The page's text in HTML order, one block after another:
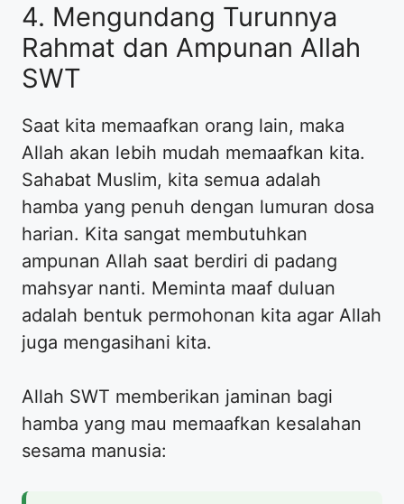
4. Mengundang Turunnya
Rahmat dan Ampunan Allah
SWT
Saat kita memaafkan orang lain, maka
Allah akan lebih mudah memaafkan kita.
Sahabat Muslim, kita semua adalah
hamba yang penuh dengan lumuran dosa
harian. Kita sangat membutuhkan
ampunan Allah saat berdiri di padang
mahsyar nanti. Meminta maaf duluan
adalah bentuk permohonan kita agar Allah
juga mengasihani kita.
Allah SWT memberikan jaminan bagi
hamba yang mau memaafkan kesalahan
sesama manusia: